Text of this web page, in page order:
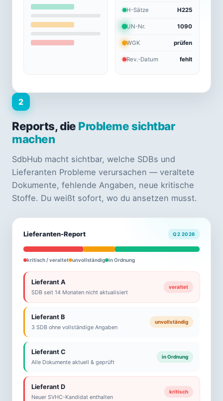
H-Sätze H225
UN-Nr. 1090
WGK prüfen
Rev.-Datum fehlt
2
Reports, die Probleme sichtbar
machen
SdbHub macht sichtbar, welche SDBs und
Lieferanten Probleme verursachen — veraltete
Dokumente, fehlende Angaben, neue kritische
Stoffe. Du weißt sofort, wo du ansetzen musst.
Lieferanten-Report Q2 2026
kritisch / veraltet unvollständig in Ordnung
Lieferant A
SDB seit 14 Monaten nicht aktualisiert
veraltet
Lieferant B
3 SDB ohne vollständige Angaben
unvollständig
Lieferant C
Alle Dokumente aktuell & geprüft
in Ordnung
Lieferant D
Neuer SVHC-Kandidat enthalten
kritisch